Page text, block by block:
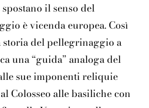
il senso del
è vicenda europea. Così
storia del pellegrinaggio a
una “guida” analoga del
sue imponenti reliquie
Colosseo alle basiliche con